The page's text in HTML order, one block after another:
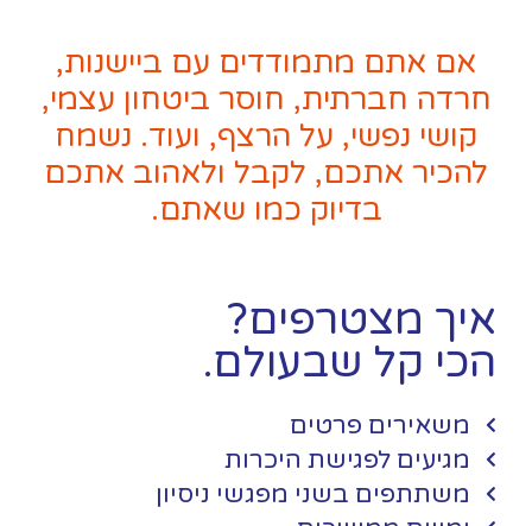
אם אתם מתמודדים עם ביישנות,
חרדה חברתית, חוסר ביטחון עצמי,
קושי נפשי, על הרצף, ועוד. נשמח
להכיר אתכם, לקבל ולאהוב אתכם
בדיוק כמו שאתם.
איך מצטרפים?
הכי קל שבעולם.
משאירים פרטים
מגיעים לפגישת היכרות
משתתפים בשני מפגשי ניסיון